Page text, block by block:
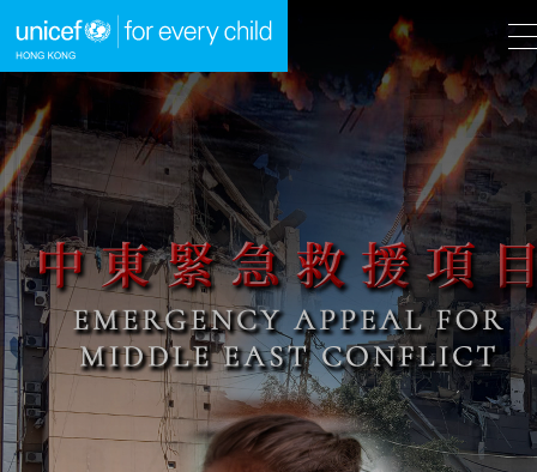
跳到內容（按回車鍵）
A A A 繁
主頁
我們的工作